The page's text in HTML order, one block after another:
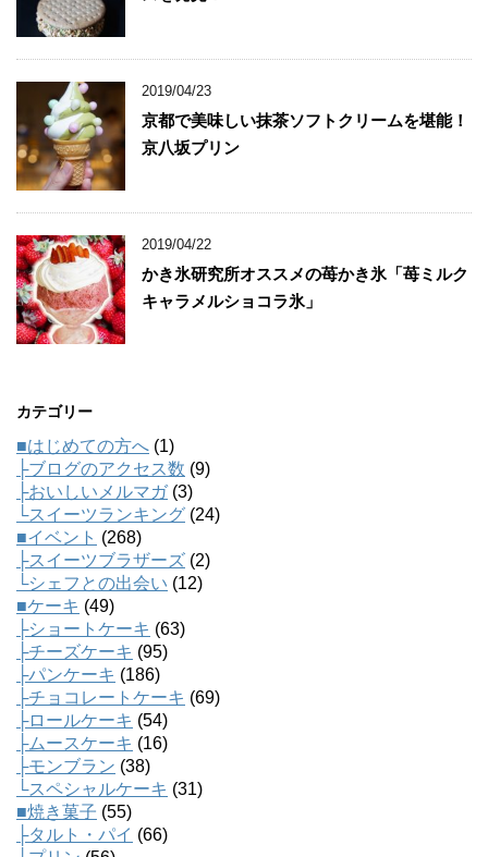
2019/04/23
京都で美味しい抹茶ソフトクリームを堪能！
京八坂プリン
2019/04/22
かき氷研究所オススメの苺かき氷「苺ミルク
キャラメルショコラ氷」
カテゴリー
■はじめての方へ (1)
├ブログのアクセス数 (9)
├おいしいメルマガ(3)
└スイーツランキング (24)
■イベント (268)
├スイーツブラザーズ (2)
└シェフとの出会い (12)
■ケーキ (49)
├ショートケーキ (63)
├チーズケーキ (95)
├パンケーキ (186)
├チョコレートケーキ (69)
├ロールケーキ (54)
├ムースケーキ (16)
├モンブラン (38)
└スペシャルケーキ (31)
■焼き菓子 (55)
├タルト・パイ (66)